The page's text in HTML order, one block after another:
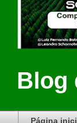
Blog
Página